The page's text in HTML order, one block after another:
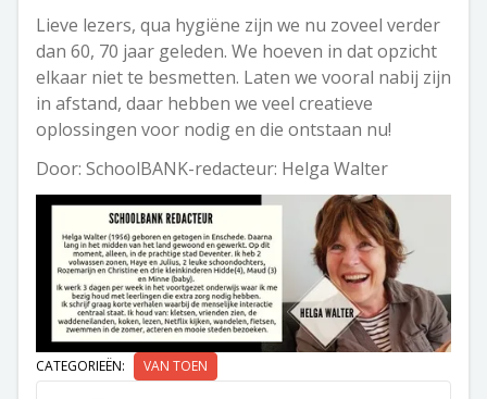
Lieve lezers, qua hygiëne zijn we nu zoveel verder
dan 60, 70 jaar geleden. We hoeven in dat opzicht
elkaar niet te besmetten. Laten we vooral nabij zijn
in afstand, daar hebben we veel creatieve
oplossingen voor nodig en die ontstaan nu!
Door: SchoolBANK-redacteur: Helga Walter
CATEGORIEËN: VAN TOEN